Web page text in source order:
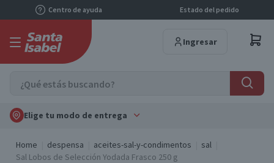
Centro de ayuda Estado del pedido
Ingresar
Elige tu modo de entrega
Home despensa aceites-sal-y-condimentos
sal
Sal Lobos de Selección Yodada Frasco 250 g